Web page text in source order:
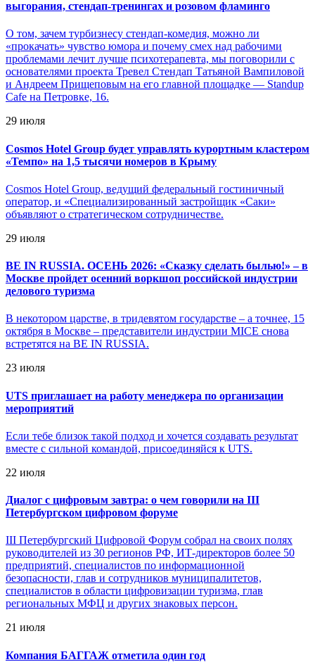
выгорания, стендап-тренингах и розовом фламинго
О том, зачем турбизнесу стендап-комедия, можно ли
«прокачать» чувство юмора и почему смех над рабочими
проблемами лечит лучше психотерапевта, мы поговорили с
основателями проекта Тревел Стендап Татьяной Вампиловой
и Андреем Прищеповым на его главной площадке — Standup
Cafe на Петровке, 16.
29 июля
Cosmos Hotel Group будет управлять курортным кластером
«Темпо» на 1,5 тысячи номеров в Крыму
Cosmos Hotel Group, ведущий федеральный гостиничный
оператор, и «Специализированный застройщик «Саки»
объявляют о стратегическом сотрудничестве.
29 июля
BE IN RUSSIA. ОСЕНЬ 2026: «Сказку сделать былью!» – в
Москве пройдет осенний воркшоп российской индустрии
делового туризма
В некотором царстве, в тридевятом государстве – а точнее, 15
октября в Москве – представители индустрии MICE снова
встретятся на BE IN RUSSIA.
23 июля
UTS приглашает на работу менеджера по организации
мероприятий
Если тебе близок такой подход и хочется создавать результат
вместе с сильной командой, присоединяйся к UTS.
22 июля
Диалог с цифровым завтра: о чем говорили на III
Петербургском цифровом форуме
III Петербургский Цифровой Форум собрал на своих полях
руководителей из 30 регионов РФ, ИТ-директоров более 50
предприятий, специалистов по информационной
безопасности, глав и сотрудников муниципалитетов,
специалистов в области цифровизации туризма, глав
региональных МФЦ и других знаковых персон.
21 июля
Компания БАГГАЖ отметила один год